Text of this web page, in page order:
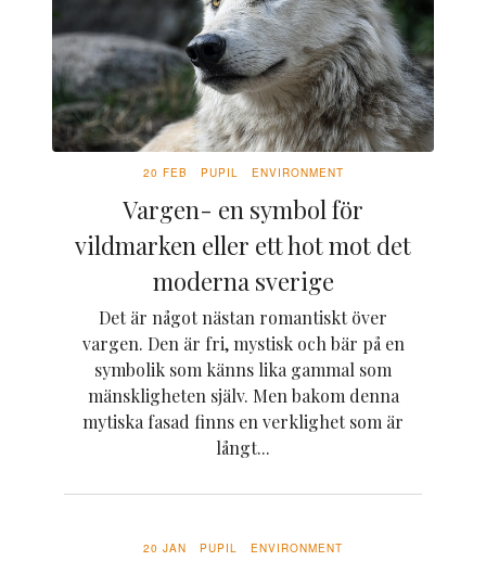
20 FEB PUPIL ENVIRONMENT
Vargen- en symbol för
vildmarken eller ett hot mot det
moderna sverige
Det är något nästan romantiskt över
vargen. Den är fri, mystisk och bär på en
symbolik som känns lika gammal som
mänskligheten själv. Men bakom denna
mytiska fasad finns en verklighet som är
långt...
20 JAN PUPIL ENVIRONMENT